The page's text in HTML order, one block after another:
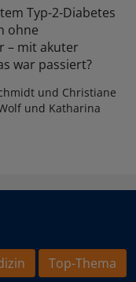
Typ-2-Diabetes
ohne
– mit akuter
war passiert?
und Christiane
und Katharina
Top-Thema